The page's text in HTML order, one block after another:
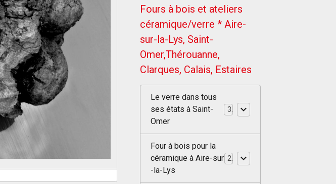
Fours à bois et ateliers
céramique/verre * Aire-
sur-la-Lys, Saint-
Omer,Thérouanne,
Clarques, Calais, Estaires
Le verre dans tous
ses états à Saint-
Omer
Four à bois pour la
céramique à Aire-sur
-la-Lys